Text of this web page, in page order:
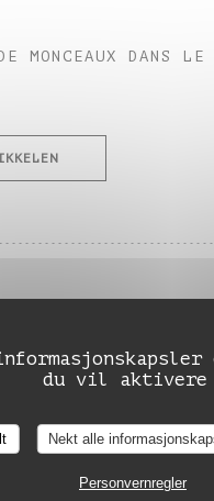
du vil aktivere
Nekt alle
Personvernregler
MONCEAUX DANS LE
((ÅPNER I ET NYTT
Auberge de